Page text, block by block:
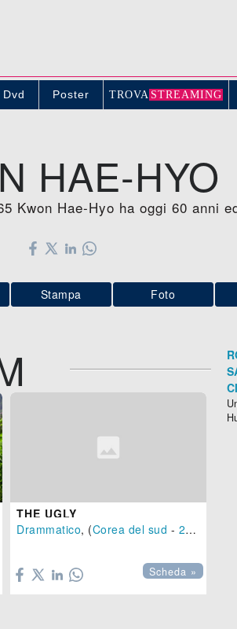
Dvd Poster TROVA STREAMING
HAE-HYO
Kwon Hae-Hyo ha oggi 60 anni
Stampa Foto
), 108 min.
THE UGLY
Drammatico, (Corea del sud - 2025
Scheda »